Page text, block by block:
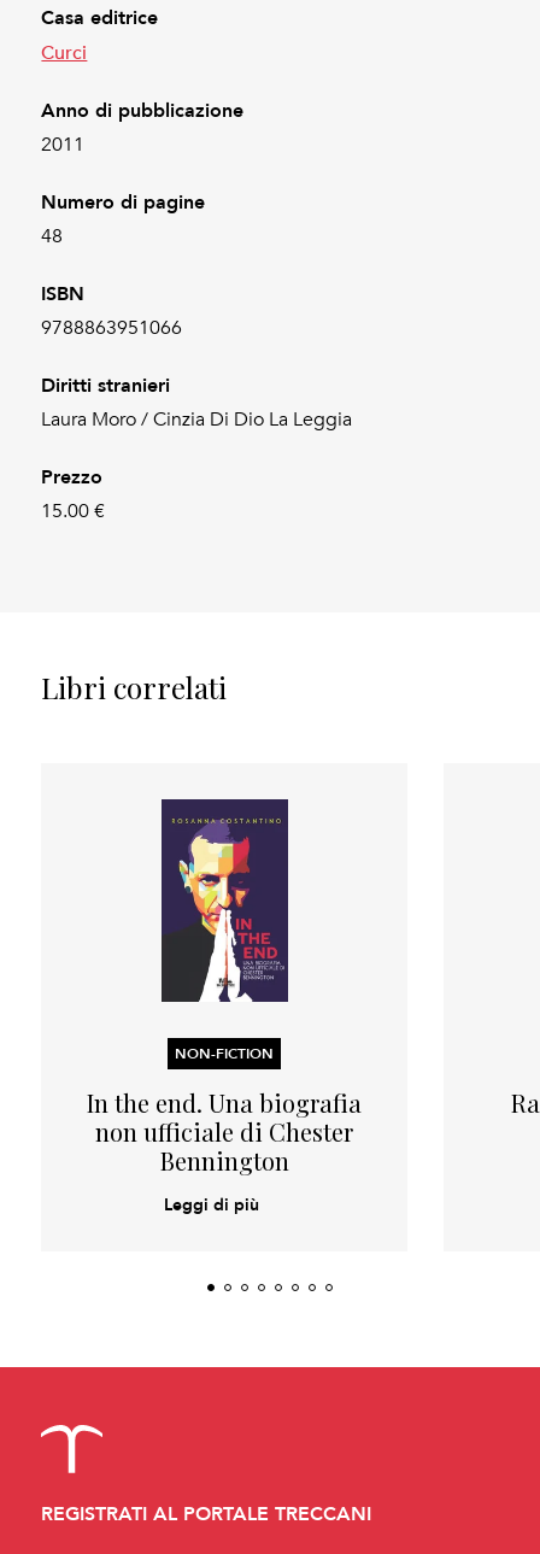
Casa editrice
Curci
Anno di pubblicazione
2011
Numero di pagine
48
ISBN
9788863951066
Diritti stranieri
Laura Moro / Cinzia Di Dio La Leggia
Prezzo
15.00 €
Libri correlati
NON-FICTION
In the end. Una biografia
non ufficiale di Chester
Bennington
Leggi di più
REGISTRATI AL PORTALE TRECCANI